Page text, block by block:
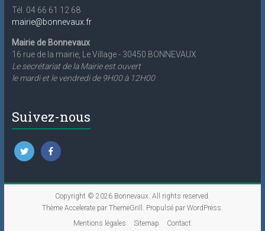
Tél. 04 66 61 12 68
mairie@bonnevaux.fr
Mairie de Bonnevaux
16 rue de la mairie, Le Village - 30450 BONNEVAUX
Le secrétariat de la Mairie est ouvert
le mardi et le vendredi de 9H00 à 12H00
Suivez-nous
Copyright © 2026 Bonnevaux. All rights reserved.
Thème Acceleratepar ThemeGrill. Propulsé par WordPress.
Mentions légales
Sitemap Contact